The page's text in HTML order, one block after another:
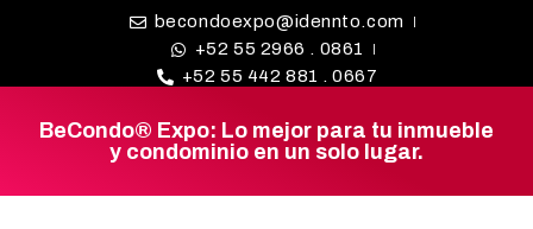
becondoexpo@idennto.com
+52 55 2966 . 0861
+52 55 442 881 . 0667
BeCondo® Expo: Lo mejor para tu inmueble
y condominio en un solo lugar.
BE CONDO